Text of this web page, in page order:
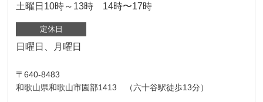
土曜日10時～13時 14時〜17時
定休日
日曜日、月曜日
〒640-8483
和歌山県和歌山市園部1413 （六十谷駅徒歩13分）